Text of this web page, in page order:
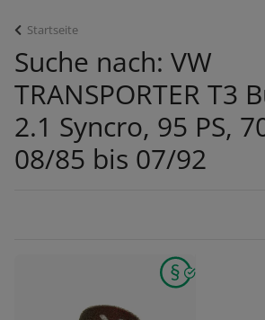
Startseite
Suche nach: VW
TRANSPORTER T3
2.1 Syncro, 95 PS,
08/85 bis 07/92